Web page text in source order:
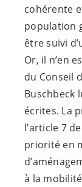
cohérente
population
être suivi
Or, il n’en
du Conseil
Buschbeck
écrites. La
l’article 7
priorité en
à la